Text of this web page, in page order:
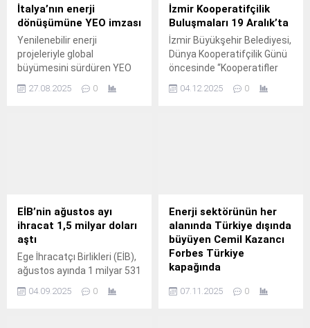
İtalya’nın enerji
dönüşümüne YEO imzası
Yenilenebilir enerji
projeleriyle global
büyümesini sürdüren YEO
enerji dönüşümünü
27.08.2025 0
İzmir Kooperatifçilik
Buluşmaları 19 Aralık’ta
İzmir Büyükşehir Belediyesi,
Dünya Kooperatifçilik Günü
öncesinde “Kooperatifler
temasıyla İzmir
04.12.2025 0
EİB’nin ağustos ayı
ihracat 1,5 milyar doları
aştı
Ege İhracatçı Birlikleri (EİB),
ağustos ayında 1 milyar 531
attı.
04.09.2025 0
Enerji sektörünün her
alanında Türkiye dışında
büyüyen Cemil Kazancı
Forbes Türkiye
kapağında
rota çizen Cemil Kazancı,
07.11.2025 0